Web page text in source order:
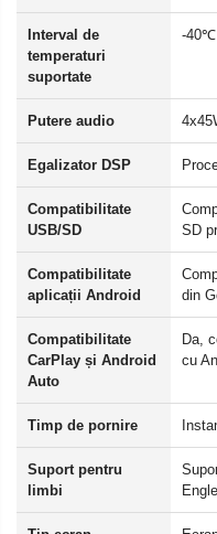
Interval de
temperaturi
suportate
-
Putere audio
Egalizator DSP
Compatibilitate
USB/SD
SD
Compatibilitate
aplicații Android
din
Compatibilitate
CarPlay și Android
Auto
Da,
cu
Timp de pornire
Suport pentru
limbi